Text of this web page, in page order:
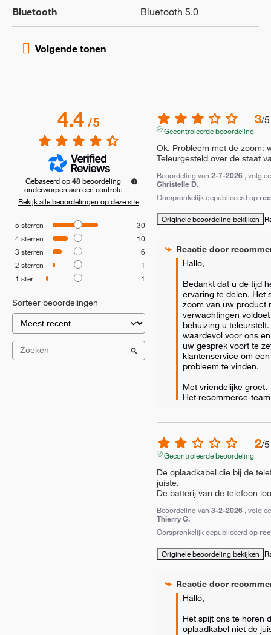
Bluetooth Bluetooth 5.0
4.4/5
Gebaseerd op48beoordeling
onderworpen aan een controle
Bekijk alle beoordelingen op deze site
5 sterren
30
4sterren
10
3 sterren
6
2 sterren
1
1 ster 1
Sorteer beoordelingen
3/5
Gecontroleerde beoordeling
Ok. Probleem met de zoom:
Teleurgesteld over de staat
Beoordeling van 2-7-2026 , volg
Christelle D.
Oorspronkelijk gepubliceerd op
Originele beoordeling bekijken
Reactie door
Hallo,
Bedankt dat u de tijd
ervaring te delen. Het
zoom van uw product
verwachtingen
behuizing u
waardevol voor ons
uw gesprek voort te
klantenservice om
probleem te vinden.
Met vriendelijke groet.
Het recommerce-team
2/5
Gecontroleerde beoordeling
De oplaadkabel die bij de
juiste.
De batterij van de telefoon
Beoordeling van 3-2-2026 , volg
Thierry C.
Oorspronkelijk gepubliceerd op
Originele beoordeling bekijken
Reactie door
Hallo,
Het spijt ons te horen
oplaadkabel niet de